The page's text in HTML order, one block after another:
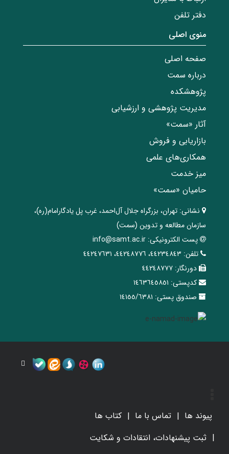
دفتر تلفن
منوی اصلی
صفحه اصلی
درباره سمت
پژوهشکده
مدیریت پژوهشی و ارزشیابی
آثار «سمت»
بازاریابی و فروش
همکاری‌های علمی
میز خدمت
حامیان «سمت»
نشانی: تهران، ‌بزرگراه ‌جلال آل‌احمد، غرب پل يادگار‌امام(ره)‌،
سازمان مطالعه و تدوین‌ (سمت)
پست الکترونیکی: info@samt.ac.ir
تلفن: ٤٤٢٣٤٨٤٣، ٤٤٢٤٨٧٧٦، ٤٤٢٤٧٦٣١
دورنگار: ٤٤٢٤٨٧٧٧
کدپستی: ١٤٦٣٦٤٥٨٥١
صندوق پستی: ١٤١٥٥/٦٣٨١
پیوند ها تماس با ما
کتاب ها
ثبت پیشنهادات، انتقادات و شکایت